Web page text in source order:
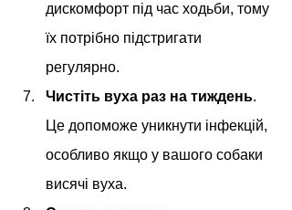
дискомфорт під час ходьби, тому
їх потрібно підстригати
регулярно.
Чистіть вуха раз на тиждень.
Це допоможе уникнути інфекцій,
особливо якщо у вашого собаки
висячі вуха.